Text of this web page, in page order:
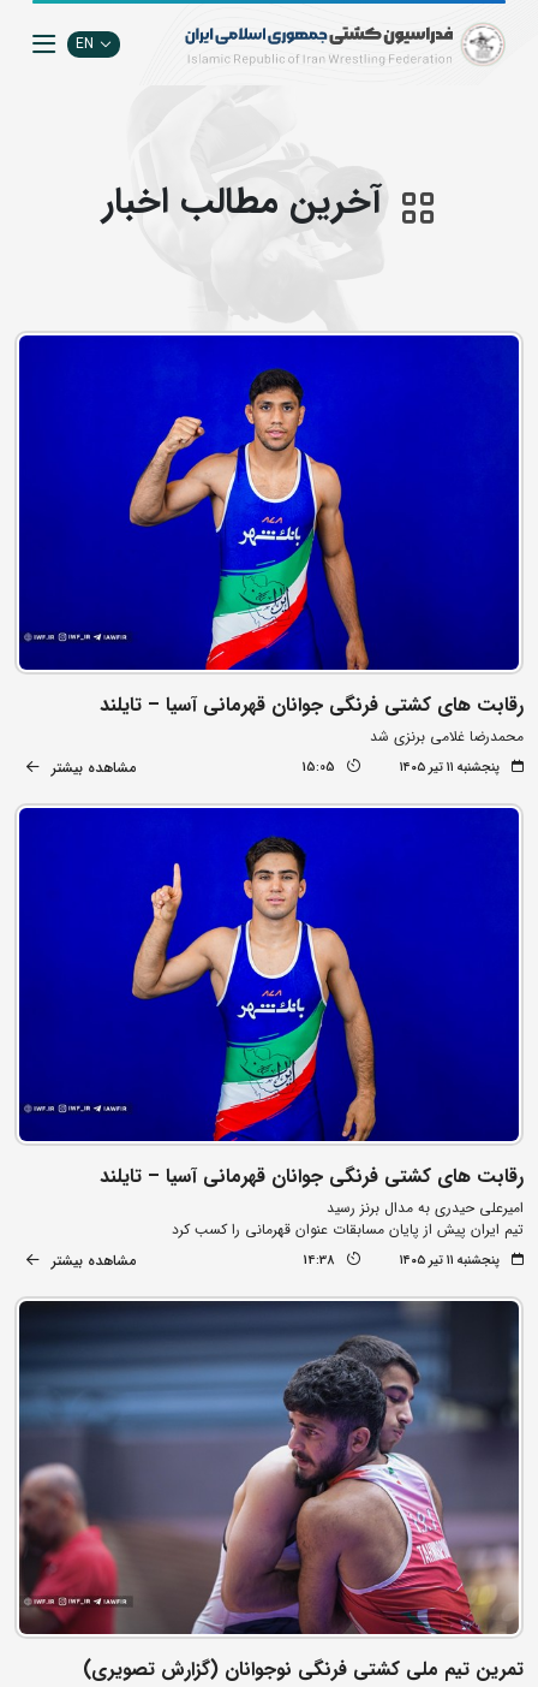
EN
آخرین مطالب اخبار
رقابت های کشتی فرنگی جوانان قهرمانی آسیا – تایلند
محمدرضا غلامی برنزی شد
پنجشنبه ۱۱ تیر ۱۴۰۵ 15:05 مشاهده بیشتر
رقابت های کشتی فرنگی جوانان قهرمانی آسیا – تایلند
امیرعلی حیدری به مدال برنز رسید
تیم ایران پیش از پایان مسابقات عنوان قهرمانی را کسب کرد
پنجشنبه ۱۱ تیر ۱۴۰۵ 14:38 مشاهده بیشتر
تمرین تیم ملی کشتی فرنگی نوجوانان (گزارش تصویری)